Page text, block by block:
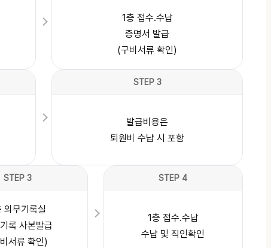
1층 접수.수납
증명서 발급
(구비서류 확인)
STEP 3
발급비용은
퇴원비 수납 시 포함
STEP 3
의무기록실
록 사본발급
서류 확인)
STEP 4
1층 접수.수납
수납 및 직인확인